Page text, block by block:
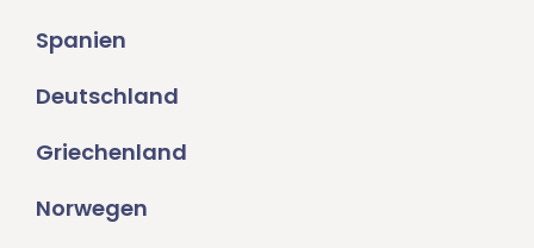
Spanien
Deutschland
Griechenland
Norwegen